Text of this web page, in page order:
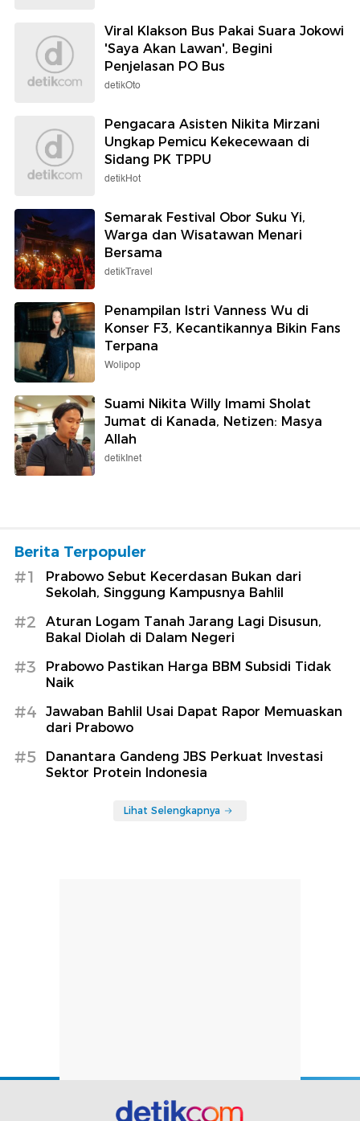
Viral Klakson Bus Pakai Suara Jokowi
'Saya Akan Lawan', Begini
Penjelasan PO Bus
detikOto
Pengacara Asisten Nikita Mirzani
Ungkap Pemicu Kekecewaan di
Sidang PK TPPU
detikHot
Semarak Festival Obor Suku Yi,
Warga dan Wisatawan Menari
Bersama
detikTravel
Penampilan Istri Vanness Wu di
Konser F3, Kecantikannya Bikin Fans
Terpana
Wolipop
Suami Nikita Willy Imami Sholat
Jumat di Kanada, Netizen: Masya
Allah
detikInet
Berita Terpopuler
#1
Prabowo Sebut Kecerdasan Bukan dari
Sekolah, Singgung Kampusnya Bahlil
#2
Aturan Logam Tanah Jarang Lagi Disusun,
Bakal Diolah di Dalam Negeri
#3
Prabowo Pastikan Harga BBM Subsidi Tidak
Naik
#4
Jawaban Bahlil Usai Dapat Rapor Memuaskan
dari Prabowo
#5
Danantara Gandeng JBS Perkuat Investasi
Sektor Protein Indonesia
Lihat Selengkapnya